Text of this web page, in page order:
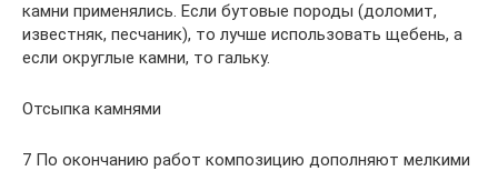
камни применялись. Если бутовые породы (доломит,
известняк, песчаник), то лучше использовать щебень, а
если округлые камни, то гальку.
Отсыпка камнями
7 По окончанию работ композицию дополняют мелкими